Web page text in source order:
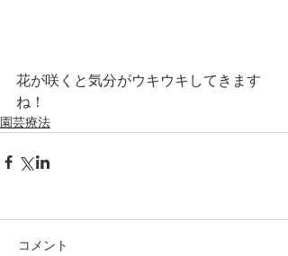
花が咲くと気分がウキウキしてきます
ね！
園芸療法
コメント